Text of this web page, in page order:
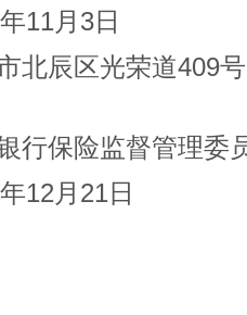
11月3日
北辰区光荣道409
行保险监督管理委
12月21日